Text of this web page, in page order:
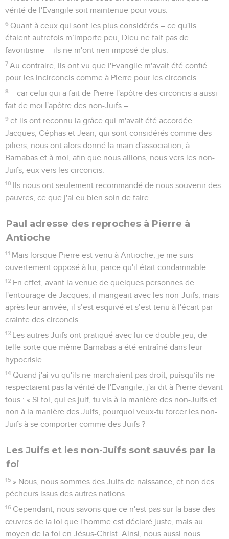
vérité de l'Evangile soit maintenue pour vous.
6 Quant à ceux qui sont les plus considérés – ce qu'ils
étaient autrefois m’importe peu, Dieu ne fait pas de
favoritisme – ils ne m'ont rien imposé de plus.
7 Au contraire, ils ont vu que l'Evangile m'avait été confié
pour les incirconcis comme à Pierre pour les circoncis
8 – car celui qui a fait de Pierre l'apôtre des circoncis a aussi
fait de moi l'apôtre des non-Juifs –
9 et ils ont reconnu la grâce qui m'avait été accordée.
Jacques, Céphas et Jean, qui sont considérés comme des
piliers, nous ont alors donné la main d'association, à
Barnabas et à moi, afin que nous allions, nous vers les non-
Juifs, eux vers les circoncis.
10 Ils nous ont seulement recommandé de nous souvenir des
pauvres, ce que j'ai eu bien soin de faire.
Paul adresse des reproches à Pierre à
Antioche
11 Mais lorsque Pierre est venu à Antioche, je me suis
ouvertement opposé à lui, parce qu'il était condamnable.
12 En effet, avant la venue de quelques personnes de
l'entourage de Jacques, il mangeait avec les non-Juifs, mais
après leur arrivée, il s’est esquivé et s’est tenu à l'écart par
crainte des circoncis.
13 Les autres Juifs ont pratiqué avec lui ce double jeu, de
telle sorte que même Barnabas a été entraîné dans leur
hypocrisie.
14 Quand j'ai vu qu'ils ne marchaient pas droit, puisqu’ils ne
respectaient pas la vérité de l'Evangile, j'ai dit à Pierre devant
tous : « Si toi, qui es juif, tu vis à la manière des non-Juifs et
non à la manière des Juifs, pourquoi veux-tu forcer les non-
Juifs à se comporter comme des Juifs ?
Les Juifs et les non-Juifs sont sauvés par la
foi
15 » Nous, nous sommes des Juifs de naissance, et non des
pécheurs issus des autres nations.
16 Cependant, nous savons que ce n'est pas sur la base des
œuvres de la loi que l'homme est déclaré juste, mais au
moyen de la foi en Jésus-Christ. Ainsi, nous aussi nous